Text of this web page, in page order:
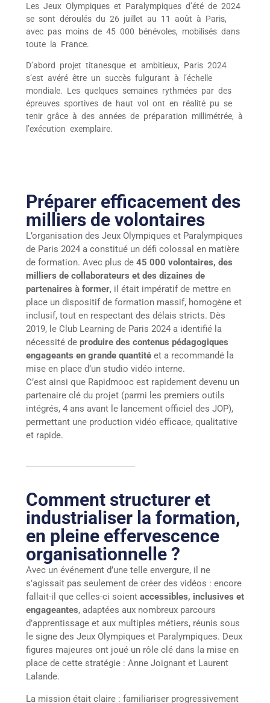
Les Jeux Olympiques et Paralympiques d’été de 2024
se sont déroulés du 26 juillet au 11 août à Paris,
avec pas moins de 45 000 bénévoles, mobilisés dans
toute la France.
D’abord projet titanesque et ambitieux, Paris 2024
s’est avéré être un succès fulgurant à l’échelle
mondiale. Les quelques semaines rythmées par des
épreuves sportives de haut vol ont en réalité pu se
tenir grâce à des années de préparation millimétrée, à
l’exécution exemplaire.
Préparer efficacement des
milliers de volontaires
L’organisation des Jeux Olympiques et Paralympiques
de Paris 2024 a constitué un défi colossal en matière
de formation. Avec plus de 45 000 volontaires, des
milliers de collaborateurs et des dizaines de
partenaires à former, il était impératif de mettre en
place un dispositif de formation massif, homogène et
inclusif, tout en respectant des délais stricts. Dès
2019, le Club Learning de Paris 2024 a identifié la
nécessité de produire des contenus pédagogiques
engageants en grande quantitéet a recommandé la
mise en place d’un studio vidéo interne.
C’est ainsi que Rapidmooc est rapidement devenu un
partenaire clé du projet (parmi les premiers outils
intégrés, 4 ans avant le lancement officiel des JOP),
permettant une production vidéo efficace, qualitative
et rapide.
Comment structurer et
industrialiser la formation,
en pleine effervescence
organisationnelle ?
Avec un événement d’une telle envergure, il ne
s’agissait pas seulement de créer des vidéos : encore
fallait-il que celles-ci soient accessibles, inclusives et
engageantes, adaptées aux nombreux parcours
d’apprentissage et aux multiples métiers, réunis sous
le signe des Jeux Olympiques et Paralympiques. Deux
figures majeures ont joué un rôle clé dans la mise en
place de cette stratégie : Anne Joignant et Laurent
Lalande.
La mission était claire : familiariser progressivement